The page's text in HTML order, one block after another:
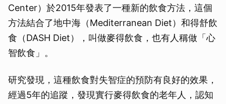
Center）於2015年發表了一種新的飲食方法，這個
方法結合了地中海（Mediterranean Diet）和得舒飲
食（DASH Diet），叫做麥得飲食，也有人稱做「心
智飲食」。
研究發現，這種飲食對失智症的預防有良好的效果，
經過5年的追蹤，發現實行麥得飲食的老年人，認知